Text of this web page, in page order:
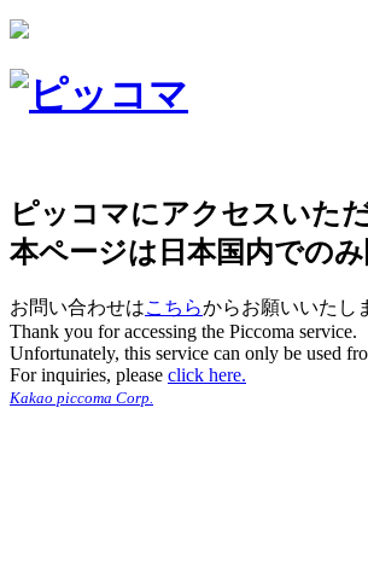
ピッコマにアクセスいた
本ページは日本国内での
お問い合わせはこちらからお願いいたし
Thank you for accessing the Piccoma service.
Unfortunately, this service can only be used
For inquiries, please click here.
Kakao piccoma Corp.